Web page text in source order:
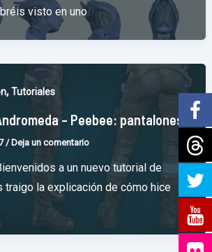
visto en uno
,Tutoriales
– Peebee: pantalones
/ Deja un comentario
a un nuevo tutorial de
traigo la explicación de cómo hice